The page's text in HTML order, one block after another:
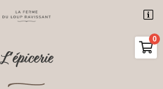


L'épicerie